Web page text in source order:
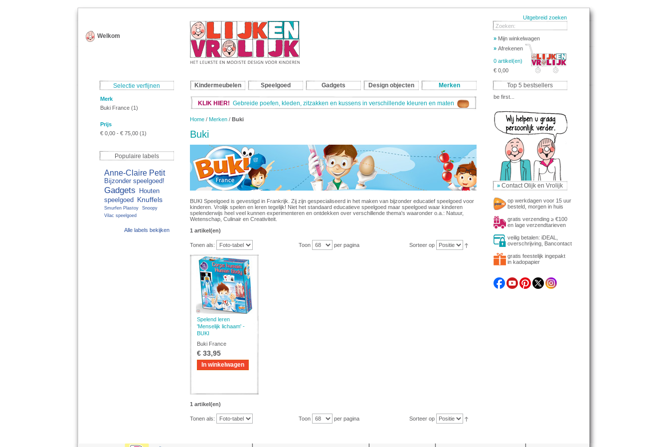
Welkom
Kindermeubelen Speelgoed Gadgets Design objecten Merken
KLIK HIER! Gebreide poefen, kleden, zitzakken en kussens in verschillende kleuren en maten
Uitgebreid zoeken
Zoeken:
» Mijn winkelwagen
» Afrekenen
0 artikel(en)
€ 0,00
Home / Merken / Buki
Buki
BUKI Speelgoed is gevestigd in Frankrijk. Zij zijn gespecialiseerd in het maken van bijzonder educatief speelgoed voor
kinderen. Vrolijk spelen en leren tegelijk! Niet het standaard educatieve speelgoed maar speelgoed waar kinderen
spelenderwijs heel veel kunnen experimenteren en ontdekken over verschillende thema's waaronder o.a.: Natuur,
Wetenschap, Culinair en Creativiteit.
1 artikel(en)
Tonen als: Toon per pagina Sorteer op
Spelend leren
'Menselijk lichaam' -
BUKI
Buki France
€ 33,95
In winkelwagen
1 artikel(en)
Tonen als: Toon per pagina Sorteer op
Selectie verfijnen
Merk
Buki France (1)
Prijs
€ 0,00 - € 75,00 (1)
Populaire labels
Anne-Claire Petit
Bijzonder speelgoed!
Gadgets
Houten
speelgoed
Knuffels
Smurfen Plastoy
Snoopy
Vilac speelgoed
Alle labels bekijken
Top 5 bestsellers
be first...
» Contact Olijk en Vrolijk
op werkdagen voor 15 uur
besteld, morgen in huis
gratis verzending ≥ €100
en lage verzendtarieven
veilig betalen: iDEAL,
overschrijving, Bancontact
gratis feestelijk ingepakt
in kadopapier